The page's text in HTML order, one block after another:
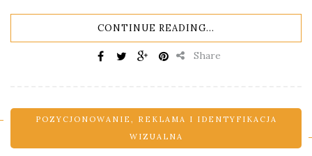
CONTINUE READING...
Share
POZYCJONOWANIE ,
REKLAMA I IDENTYFIKACJA
WIZUALNA